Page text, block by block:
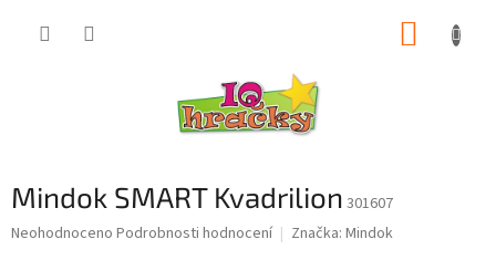
Mindok SMART Kvadrilion 301607
Průměrné
Neohodnoceno Podrobnosti hodnocení Značka: Mindok